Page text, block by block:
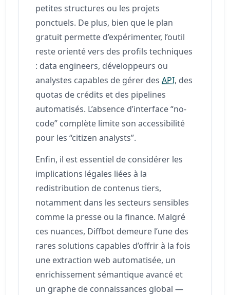
petites structures ou les projets
ponctuels. De plus, bien que le plan
gratuit permette d’expérimenter, l’outil
reste orienté vers des profils techniques
: data engineers, développeurs ou
analystes capables de gérer desAPI, des
quotas de crédits et des pipelines
automatisés. L’absence d’interface “no-
code” complète limite son accessibilité
pour les “citizen analysts”.
Enfin, il est essentiel de considérer les
implications légales liées à la
redistribution de contenus tiers,
notamment dans les secteurs sensibles
comme la presse ou la finance. Malgré
ces nuances, Diffbot demeure l’une des
rares solutions capables d’offrir à la fois
une extraction web automatisée, un
enrichissement sémantique avancé et
un graphe de connaissances global —